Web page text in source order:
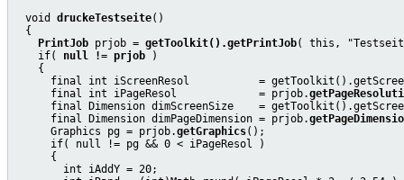
  void
druckeTestseite()
  {
PrintJob prjob = getToolkit().getPrintJob( this,
    if(
null != prjob )
    {
final int iScreenResol           =
      final int iPageResol             = prjob.
final Dimension dimScreenSize    =
      final Dimension dimPageDimension = prjob.
      Graphics pg = prjob.
getGraphics();
      if( null != pg && 0 < iPageResol )
      {
        int iAddY = 20;